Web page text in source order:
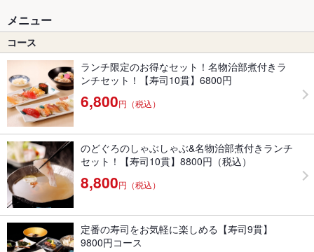
メニュー
コース
ランチ限定のお得なセット！名物治部煮付きラ
ンチセット！【寿司10貫】6800円
6,800円（税込）
のどぐろのしゃぶしゃぶ&名物治部煮付きランチ
セット！【寿司10貫】8800円（税込）
8,800円（税込）
定番の寿司をお気軽に楽しめる【寿司9貫】
9800円コース